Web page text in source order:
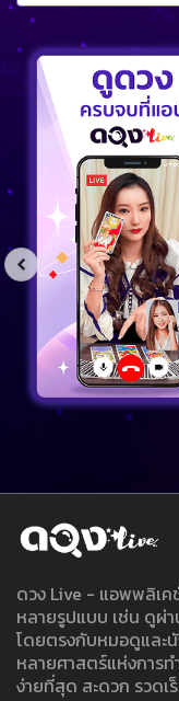
ดวง Live - แอพพลิเ
หลายรูปแบบ เช่น ดูผ่
โดยตรงกับหมอดูและ
หลายศาสตร์แห่งการ
ง่ายที่สุด สะดวก รวดเ